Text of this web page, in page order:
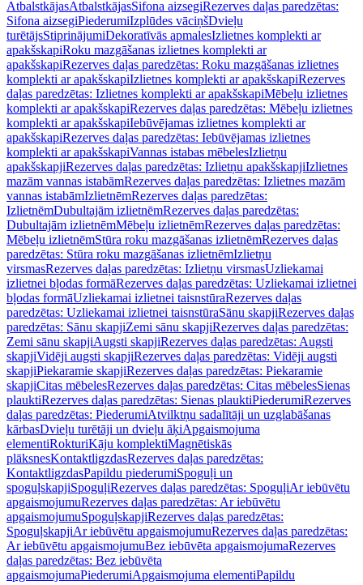
AtbalstkājasAtbalstkājasSifona aizsegiRezerves daļas paredzētas:
Sifona aizsegiPiederumiIzplūdes vāciņšDvieļu
turētājsStiprinājumiDekoratīvās apmalesIzlietnes komplekti ar
apakšskapiRoku mazgāšanas izlietnes komplekti ar
apakšskapiRezerves daļas paredzētas: Roku mazgāšanas izlietnes
komplekti ar apakšskapiIzlietnes komplekti ar apakšskapiRezerves
daļas paredzētas: Izlietnes komplekti ar apakšskapiMēbeļu izlietnes
komplekti ar apakšskapiRezerves daļas paredzētas: Mēbeļu izlietnes
komplekti ar apakšskapiIebūvējamas izlietnes komplekti ar
apakšskapiRezerves daļas paredzētas: Iebūvējamas izlietnes
komplekti ar apakšskapiVannas istabas mēbelesIzlietņu
apakšskapjiRezerves daļas paredzētas: Izlietņu apakšskapjiIzlietnes
mazām vannas istabāmRezerves daļas paredzētas: Izlietnes mazām
vannas istabāmIzlietnēmRezerves daļas paredzētas:
IzlietnēmDubultajām izlietnēmRezerves daļas paredzētas:
Dubultajām izlietnēmMēbeļu izlietnēmRezerves daļas paredzētas:
Mēbeļu izlietnēmStūra roku mazgāšanas izlietnēmRezerves daļas
paredzētas: Stūra roku mazgāšanas izlietnēmIzlietņu
virsmasRezerves daļas paredzētas: Izlietņu virsmasUzliekamai
izlietnei bļodas formāRezerves daļas paredzētas: Uzliekamai izlietnei
bļodas formāUzliekamai izlietnei taisnstūraRezerves daļas
paredzētas: Uzliekamai izlietnei taisnstūraSānu skapjiRezerves daļas
paredzētas: Sānu skapjiZemi sānu skapjiRezerves daļas paredzētas:
Zemi sānu skapjiAugsti skapjiRezerves daļas paredzētas: Augsti
skapjiVidēji augsti skapjiRezerves daļas paredzētas: Vidēji augsti
skapjiPiekaramie skapjiRezerves daļas paredzētas: Piekaramie
skapjiCitas mēbelesRezerves daļas paredzētas: Citas mēbelesSienas
plauktiRezerves daļas paredzētas: Sienas plauktiPiederumiRezerves
daļas paredzētas: PiederumiAtvilktņu sadalītāji un uzglabāšanas
kārbasDvieļu turētāji un dvieļu āķiApgaismojuma
elementiRokturiKāju komplektiMagnētiskās
plāksnesKontaktligzdasRezerves daļas paredzētas:
KontaktligzdasPapildu piederumiSpoguļi un
spoguļskapjiSpoguļiRezerves daļas paredzētas: SpoguļiAr iebūvētu
apgaismojumuRezerves daļas paredzētas: Ar iebūvētu
apgaismojumuSpoguļskapjiRezerves daļas paredzētas:
SpoguļskapjiAr iebūvētu apgaismojumuRezerves daļas paredzētas:
Ar iebūvētu apgaismojumuBez iebūvēta apgaismojumaRezerves
daļas paredzētas: Bez iebūvēta
apgaismojumaPiederumiApgaismojuma elementiPapildu